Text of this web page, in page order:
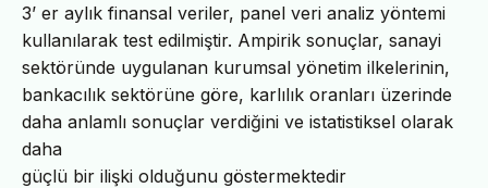
3’ er aylık finansal veriler, panel veri analiz yöntemi
kullanılarak test edilmiştir. Ampirik sonuçlar, sanayi
sektöründe uygulanan kurumsal yönetim ilkelerinin,
bankacılık sektörüne göre, karlılık oranları üzerinde
daha anlamlı sonuçlar verdiğini ve istatistiksel olarak
daha
güçlü bir ilişki olduğunu göstermektedir